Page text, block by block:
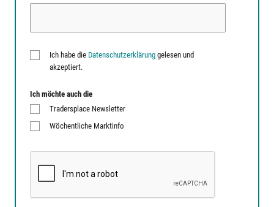
Ich habe die Datenschutzerklärung gelesen und
akzeptiert.
Ich möchte auch die
Tradersplace Newsletter
Wöchentliche Marktinfo